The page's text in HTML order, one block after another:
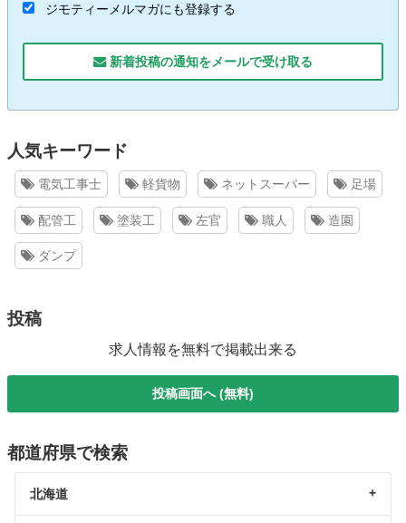
ジモティーメルマガにも登録する
新着投稿の通知をメールで受け取る
人気キーワード
電気工事士 軽貨物 ネットスーパー 足場
配管工 塗装工 左官 職人 造園
ダンプ
投稿
求人情報を無料で掲載出来る
投稿画面へ (無料)
都道府県で検索
北海道